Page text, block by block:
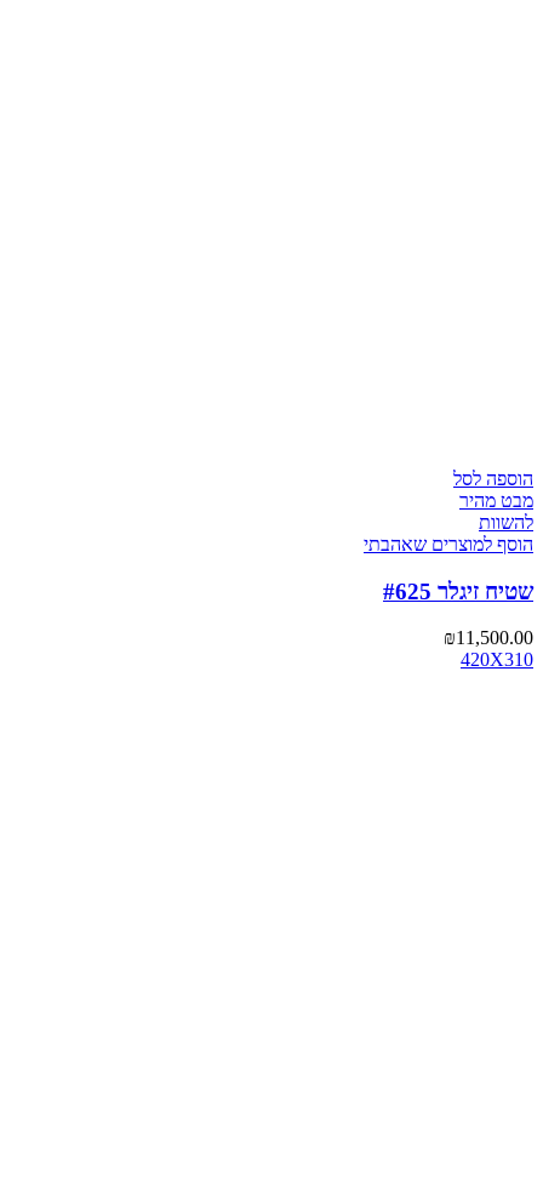
הוספה לסל
מבט מהיר
להשוות
הוסף למוצרים שאהבתי
שטיח זיגלר #625
₪11,500.00
420X310